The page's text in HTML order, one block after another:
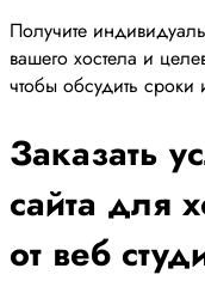
Получите
вашего хостела и
чтобы обсудить сроки
Заказать
сайта для
от веб